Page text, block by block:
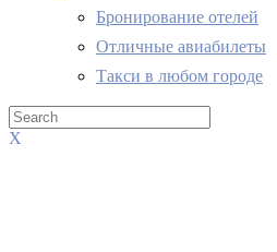
Бронирование отелей
Отличные авиабилеты
Такси в любом городе
X